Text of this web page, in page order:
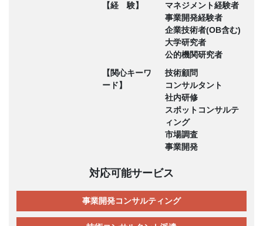
【経 験】
マネジメント経験者
事業開発経験者
企業技術者(OB含む)
大学研究者
公的機関研究者
【関心キーワ
ード】
技術顧問
コンサルタント
社内研修
スポットコンサルテ
ィング
市場調査
事業開発
対応可能サービス
事業開発コンサルティング